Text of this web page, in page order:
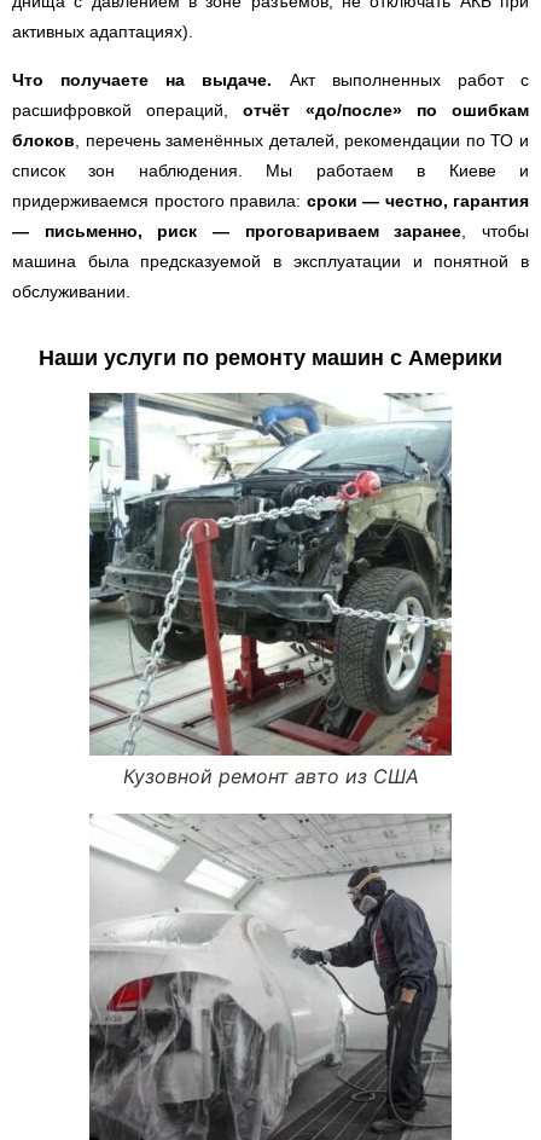
активных адаптациях).
Что получаете на выдаче. Акт выполненных работ с
расшифровкой операций,отчёт «до/после» по ошибкам
блоков , перечень заменённых деталей, рекомендации по ТО и
список зон наблюдения. Мы работаем в Киеве и
придерживаемся простого правила: сроки — честно, гарантия
— письменно, риск — проговариваем заранее , чтобы
машина была предсказуемой в эксплуатации и понятной в
обслуживании.
Наши услуги по ремонту машин с Америки
Кузовной ремонт авто из США